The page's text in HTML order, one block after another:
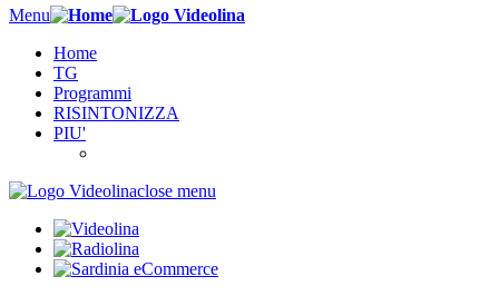
Menu
Home
TG
Programmi
RISINTONIZZA
PIU'
close menu